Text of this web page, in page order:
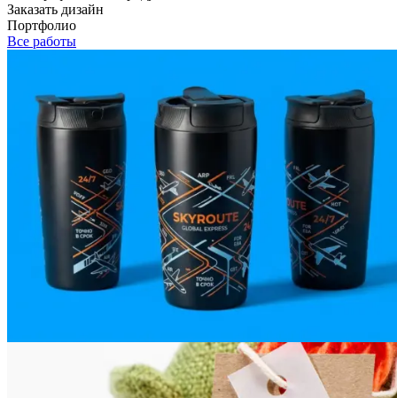
Заказать дизайн
Портфолио
Все работы